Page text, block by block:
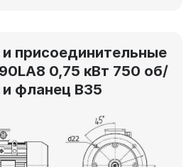
присоединительные
0,75 кВт 750 об/
фланец В35